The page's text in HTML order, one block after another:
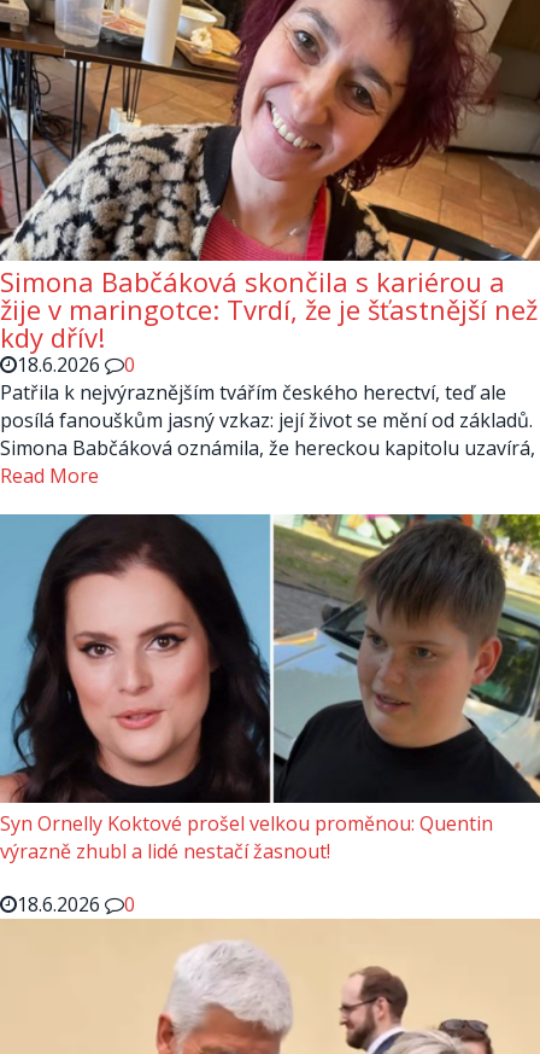
Simona Babčáková skončila s kariérou a
žije v maringotce: Tvrdí, že je šťastnější než
kdy dřív!
18.6.2026
0
Patřila k nejvýraznějším tvářím českého herectví, teď ale
posílá fanouškům jasný vzkaz: její život se mění od základů.
Simona Babčáková oznámila, že hereckou kapitolu uzavírá,
Read More
Syn Ornelly Koktové prošel velkou proměnou: Quentin
výrazně zhubl a lidé nestačí žasnout!
18.6.2026
0